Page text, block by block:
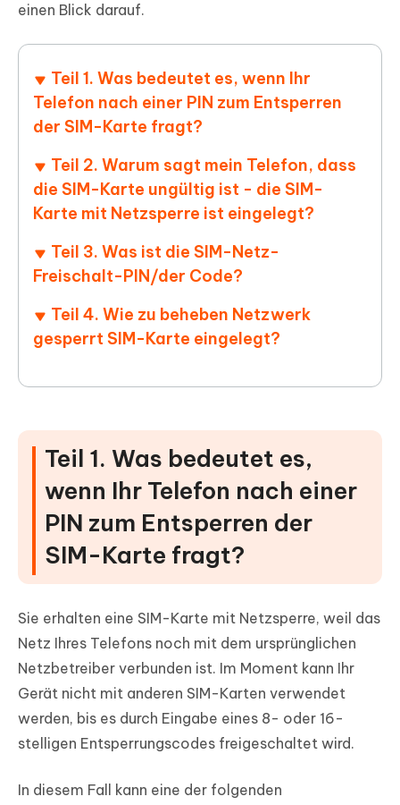
einen Blick darauf.
Teil 1. Was bedeutet es, wenn Ihr
Telefon nach einer PIN zum Entsperren
der SIM-Karte fragt?
Teil 2. Warum sagt mein Telefon, dass
die SIM-Karte ungültig ist - die SIM-
Karte mit Netzsperre ist eingelegt?
Teil 3. Was ist die SIM-Netz-
Freischalt-PIN/der Code?
Teil 4. Wie zu beheben Netzwerk
gesperrt SIM-Karte eingelegt?
Teil 1. Was bedeutet es,
wenn Ihr Telefon nach einer
PIN zum Entsperren der
SIM-Karte fragt?
Sie erhalten eine SIM-Karte mit Netzsperre, weil das
Netz Ihres Telefons noch mit dem ursprünglichen
Netzbetreiber verbunden ist. Im Moment kann Ihr
Gerät nicht mit anderen SIM-Karten verwendet
werden, bis es durch Eingabe eines 8- oder 16-
stelligen Entsperrungscodes freigeschaltet wird.
In diesem Fall kann eine der folgenden